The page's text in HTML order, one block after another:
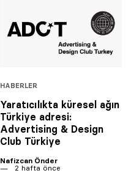
HABERLER
Yaratıcılıkta küresel ağın
Türkiye adresi:
Advertising & Design
Club Türkiye
Nafizcan Önder
2 hafta önce